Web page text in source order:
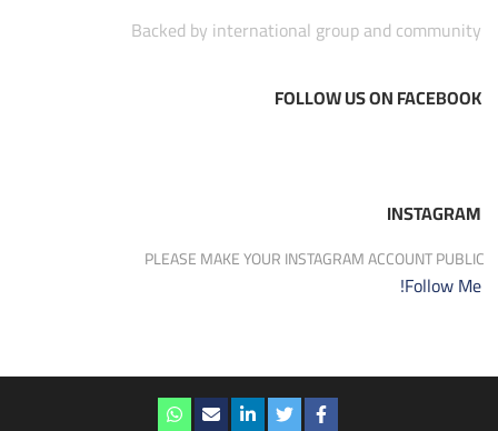
Backed by international group and community
FOLLOW US ON FACEBOOK
INSTAGRAM
PLEASE MAKE YOUR INSTAGRAM ACCOUNT PUBLIC
Follow Me!